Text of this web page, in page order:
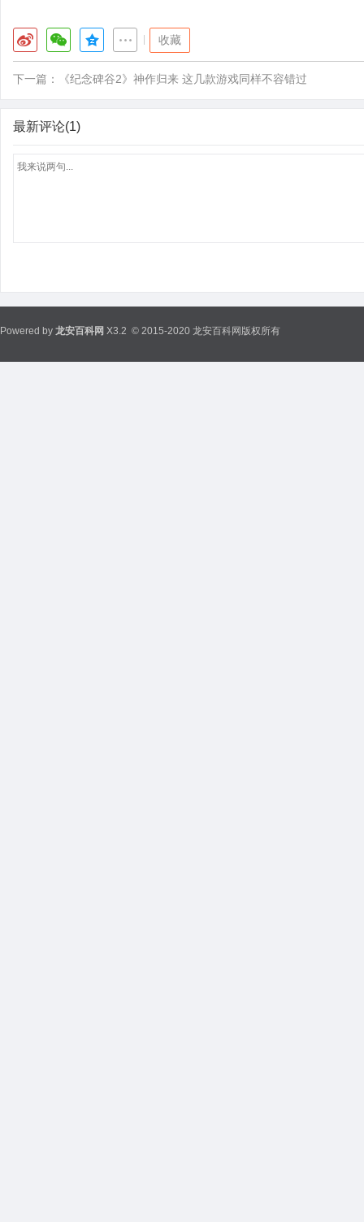
收藏
下一篇： 《纪念碑谷2》神作归来 这几款游戏同样不容错过
最新评论(1)
Powered by 龙安百科网 X3.2 © 2015-2020 龙安百科网版权所有